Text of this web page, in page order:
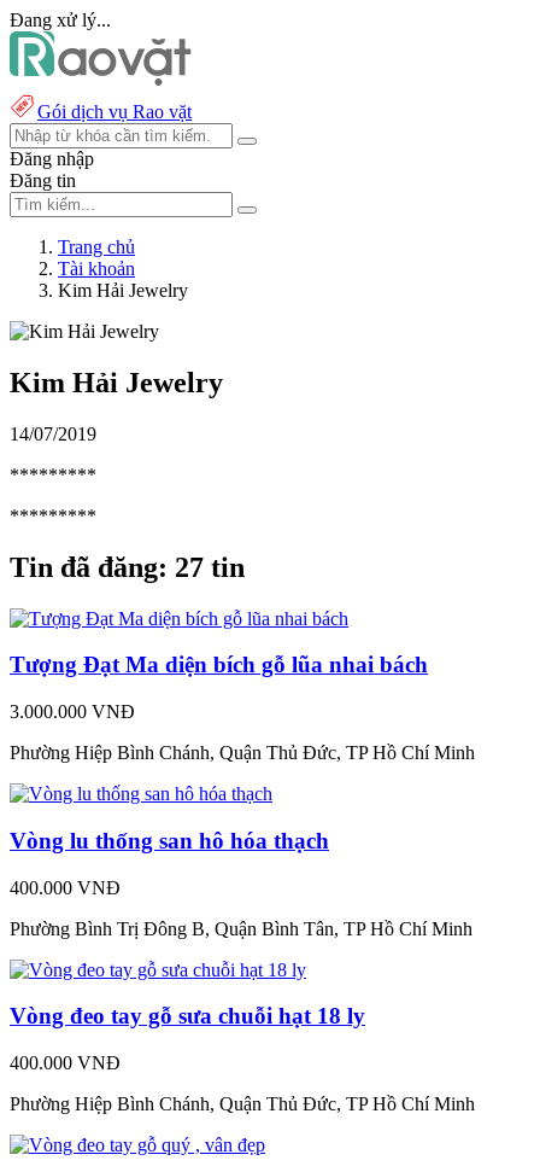
Đang xử lý...
Gói dịch vụ Rao vặt
Đăng nhập
Đăng tin
Trang chủ
Tài khoản
Kim Hải Jewelry
Kim Hải Jewelry
14/07/2019
*********
*********
Tin đã đăng: 27 tin
Tượng Đạt Ma diện bích gỗ lũa nhai bách
3.000.000 VNĐ
Phường Hiệp Bình Chánh, Quận Thủ Đức, TP Hồ Chí Minh
Vòng lu thống san hô hóa thạch
400.000 VNĐ
Phường Bình Trị Đông B, Quận Bình Tân, TP Hồ Chí Minh
Vòng đeo tay gỗ sưa chuỗi hạt 18 ly
400.000 VNĐ
Phường Hiệp Bình Chánh, Quận Thủ Đức, TP Hồ Chí Minh